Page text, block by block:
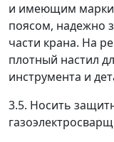
и имеющим
поясом, надежно
части крана. На
плотный настил
инструмента и
3.5. Носить